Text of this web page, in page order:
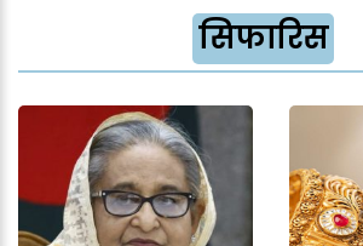
सिफारिस